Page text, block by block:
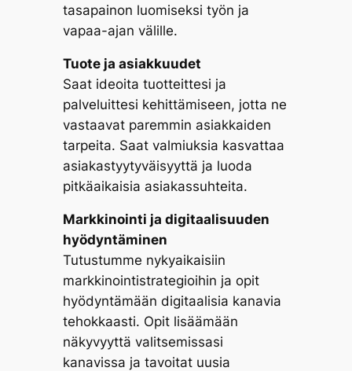
tasapainon luomiseksi työn ja
vapaa-ajan välille.
Tuote ja asiakkuudet
Saat ideoita tuotteittesi ja
palveluittesi kehittämiseen, jotta ne
vastaavat paremmin asiakkaiden
tarpeita. Saat valmiuksia kasvattaa
asiakastyytyväisyyttä ja luoda
pitkäaikaisia asiakassuhteita.
Markkinointi ja digitaalisuuden
hyödyntäminen
Tutustumme nykyaikaisiin
markkinointistrategioihin ja opit
hyödyntämään digitaalisia kanavia
tehokkaasti. Opit lisäämään
näkyvyyttä valitsemissasi
kanavissa ja tavoitat uusia